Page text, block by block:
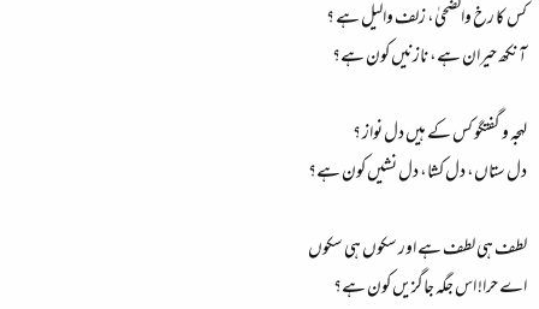
کس کا رخ والضحیٰ، زلف والیل ہے ؟
آنکھ حیران ہے، نازنیں کون ہے؟
لہجہ و گفتگو کس کے ہیں دل نواز ؟
دل ستاں، دل کشا، دل نشیں کون ہے؟
لطف ہی لطف ہے اور سکوں ہی سکوں
اے حرا! اس جگہ جاگزیں کون ہے؟